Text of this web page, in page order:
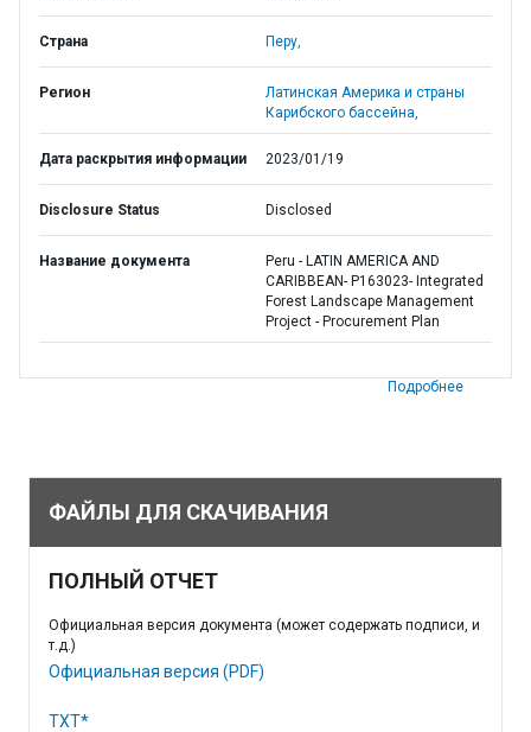
Страна Перу,
Регион
Латинская Америка и страны
Карибского бассейна,
Дата раскрытия информации 2023/01/19
Disclosure Status Disclosed
Название документа
Peru - LATIN AMERICA AND
CARIBBEAN- P163023- Integrated
Forest Landscape Management
Project - Procurement Plan
Подробнее
ФАЙЛЫ ДЛЯ СКАЧИВАНИЯ
ПОЛНЫЙ ОТЧЕТ
Официальная версия документа (может содержать подписи, и
т.д.)
Официальная версия (PDF)
TXT*